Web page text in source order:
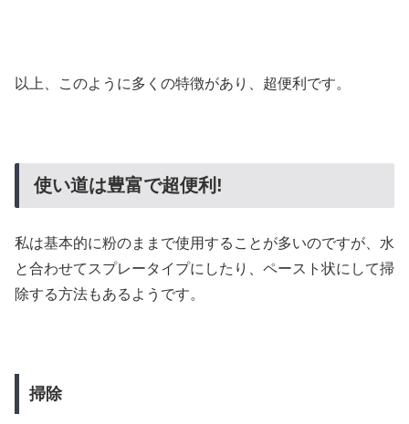
以上、このように多くの特徴があり、超便利です。
使い道は豊富で超便利!
私は基本的に粉のままで使用することが多いのですが、水
と合わせてスプレータイプにしたり、ペースト状にして掃
除する方法もあるようです。
掃除